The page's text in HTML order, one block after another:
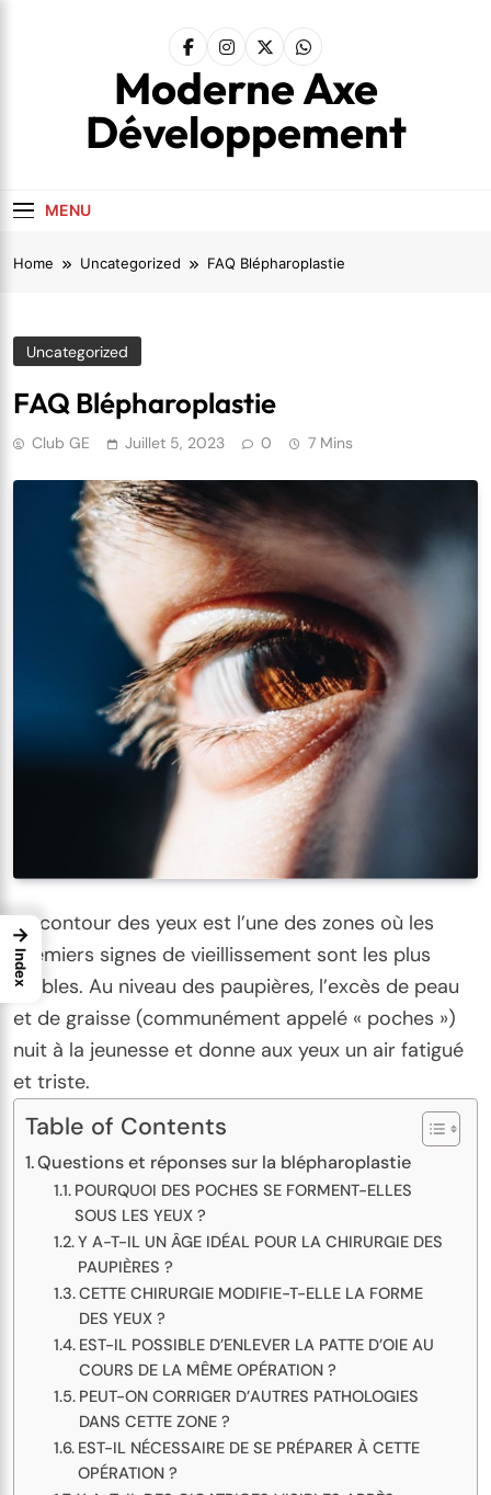
Moderne Axe
Développement
MENU
Home Uncategorized FAQ Blépharoplastie
Uncategorized
FAQ Blépharoplastie
Club GE Juillet 5, 2023 0 7 Mins
Le contour des yeux est l’une des zones où les
premiers signes de vieillissement sont les plus
visibles. Au niveau des paupières, l’excès de peau
et de graisse (communément appelé « poches »)
nuit à la jeunesse et donne aux yeux un air fatigué
et triste.
Table of Contents
Questions et réponses sur la blépharoplastie
POURQUOI DES POCHES SE FORMENT-ELLES
SOUS LES YEUX ?
Y A-T-IL UN ÂGE IDÉAL POUR LA CHIRURGIE DES
PAUPIÈRES ?
CETTE CHIRURGIE MODIFIE-T-ELLE LA FORME
DES YEUX ?
EST-IL POSSIBLE D’ENLEVER LA PATTE D’OIE AU
COURS DE LA MÊME OPÉRATION ?
PEUT-ON CORRIGER D’AUTRES PATHOLOGIES
DANS CETTE ZONE ?
EST-IL NÉCESSAIRE DE SE PRÉPARER À CETTE
OPÉRATION ?
→
Index